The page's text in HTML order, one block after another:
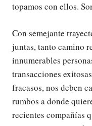
topamos con ellos.
Con semejante
juntas, tanto camino
innumerables
transacciones
fracasos, nos deben
rumbos a donde
recientes compañías